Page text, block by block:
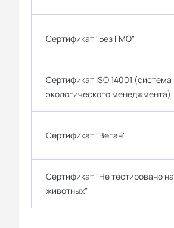
Сертификат "Без ГМО"
Сертификат ISO 14001 (система
экологического менеджмента)
Сертификат "Веган"
Сертификат "Не тестировано на
животных"